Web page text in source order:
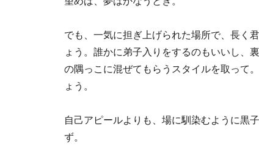
でも、一気に担ぎ上げられた場所で、長く
ょう。誰かに弟子入りをするのもいいし、
の隅っこに混ぜてもらうスタイルを取って
ょう。
自己アピールよりも、場に馴染むように黒
ず。